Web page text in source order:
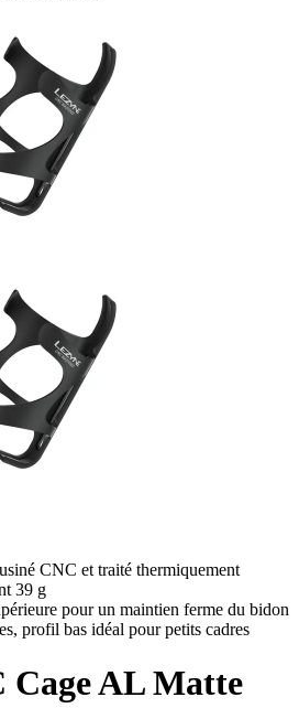
CNC et traité thermiquement
39 g
pour un maintien ferme du bidon
profil bas idéal pour petits cadres
Cage AL Matte